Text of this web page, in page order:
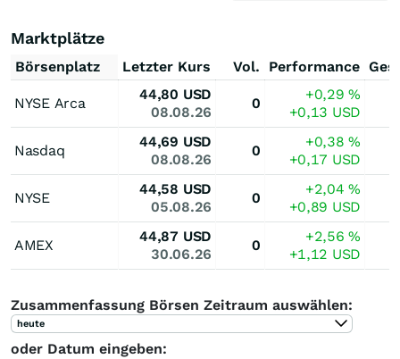
Marktplätze
Börsenplatz Letzter Kurs Vol. Performance
NYSE Arca
44,80 USD
08.08.26
0
+0,29%
+0,13 USD
Nasdaq
44,69 USD
08.08.26
0
+0,38%
+0,17 USD
NYSE
44,58 USD
05.08.26
0
+2,04%
+0,89 USD
AMEX
44,87 USD
30.06.26
0
+2,56%
+1,12 USD
Zusammenfassung Börsen Zeitraum auswählen:
heute
oder Datum eingeben: